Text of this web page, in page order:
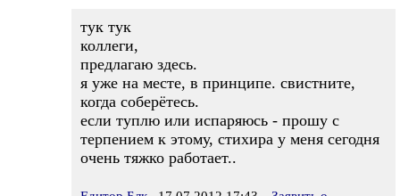
тук тук
коллеги,
предлагаю здесь.
я уже на месте, в принципе. свистните,
когда соберётесь.
если туплю или испаряюсь - прошу с
терпением к этому, стихира у меня сегодня
очень тяжко работает..